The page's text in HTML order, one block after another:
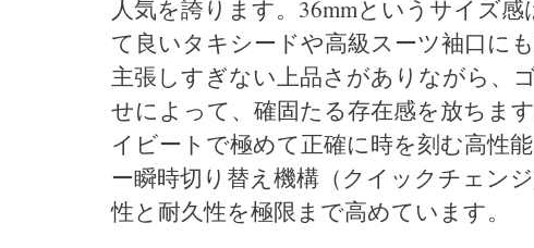
人気を誇ります。36mmというサイズ
て良いタキシードや高級スーツ袖口に
主張しすぎない上品さがありながら、
せによって、確固たる存在感を放ちま
イビートで極めて正確に時を刻む高性
ー瞬時切り替え機構（クイックチェン
性と耐久性を極限まで高めています。